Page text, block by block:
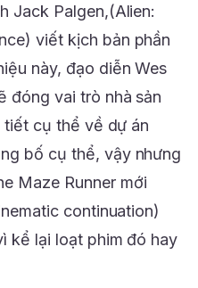
Jack Palgen,(Alien:
viết kịch bản phần
này, đạo diễn Wes
đóng vai trò nhà sản
cụ thể về dự án
bố cụ thể, vậy nhưng
Maze Runner mới
continuation)
kể lại loạt phim đó hay